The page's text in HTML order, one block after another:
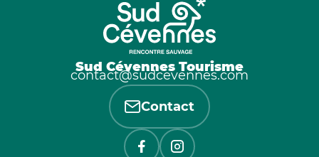
Sud Cévennes Tourisme
contact@sudcevennes.com
Contact